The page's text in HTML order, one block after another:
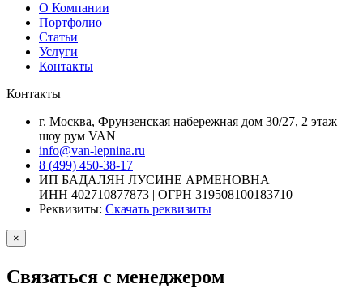
О Компании
Портфолио
Статьи
Услуги
Контакты
Контакты
г. Москва, Фрунзенская набережная дом 30/27, 2 этаж
шоу рум VAN
info@van-lepnina.ru
8 (499) 450-38-17
ИП БАДАЛЯН ЛУСИНЕ АРМЕНОВНА
ИНН 402710877873 | ОГРН 319508100183710
Реквизиты: Скачать реквизиты
×
Связаться с менеджером